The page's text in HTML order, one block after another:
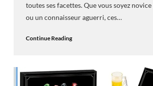
toutes ses facettes. Que vous soyez
ou un connaisseur aguerri, ces…
Continue Reading